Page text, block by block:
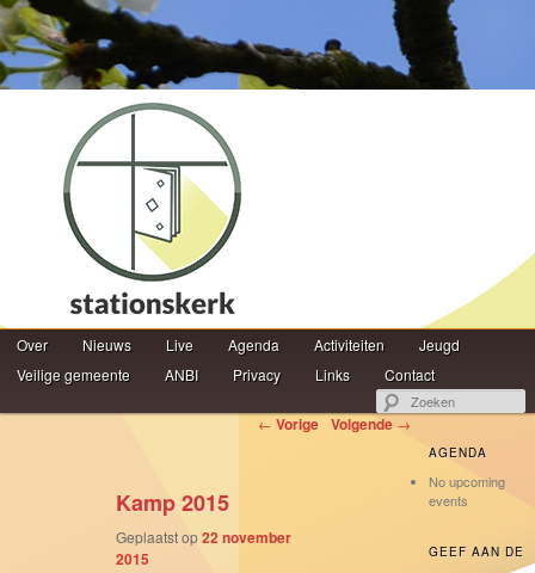
Hoofdmenu
Spring naar de primaire inhoud
Spring naar de secundaire inhoud
Over Nieuws Live Agenda Activiteiten
Jeugd
Veilige gemeente
ANBI Privacy Links Contact
Berichtnavigatie ← Vorige Volgende →
Kamp 2015
Geplaatst op22 november
2015
AGENDA
No upcoming
events
GEEF AAN DE